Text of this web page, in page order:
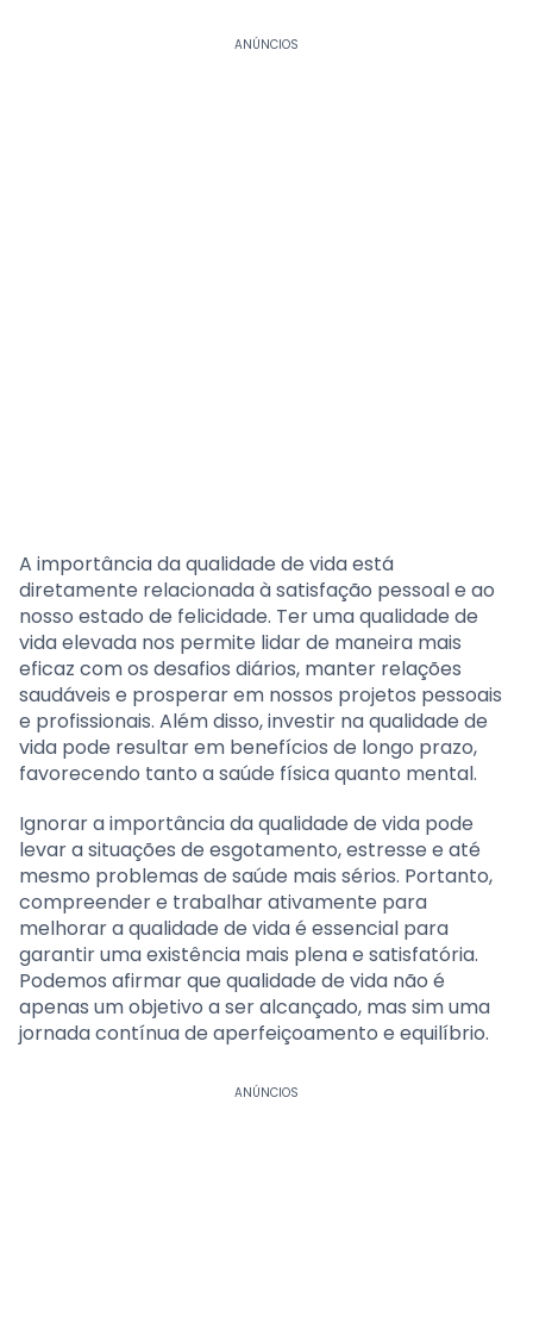
ANÚNCIOS
A importância da qualidade de vida está
diretamente relacionada à satisfação pessoal e ao
nosso estado de felicidade. Ter uma qualidade de
vida elevada nos permite lidar de maneira mais
eficaz com os desafios diários, manter relações
saudáveis e prosperar em nossos projetos pessoais
e profissionais. Além disso, investir na qualidade de
vida pode resultar em benefícios de longo prazo,
favorecendo tanto a saúde física quanto mental.
Ignorar a importância da qualidade de vida pode
levar a situações de esgotamento, estresse e até
mesmo problemas de saúde mais sérios. Portanto,
compreender e trabalhar ativamente para
melhorar a qualidade de vida é essencial para
garantir uma existência mais plena e satisfatória.
Podemos afirmar que qualidade de vida não é
apenas um objetivo a ser alcançado, mas sim uma
jornada contínua de aperfeiçoamento e equilíbrio.
ANÚNCIOS